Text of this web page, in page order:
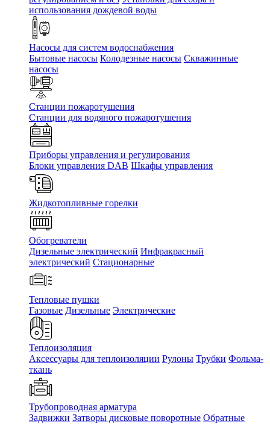
использования дождевой воды
Насосы для систем водоснабжения
Бытовые насосы Колодезные насосы Скважинные
насосы
Станции пожаротушения
Станции для водяного пожаротушения
Приборы управления и регулирования
Блоки управления DAB Шкафы управления
Жидкотопливные горелки
Обогреватели
Дизельные электрический Инфракрасный
электрический Стационарные
Тепловые пушки
Газовые Дизельные Электрические
Теплоизоляция
Аксессуары для теплоизоляции Рулоны Трубки Фольма-
ткань
Трубопроводная арматура
Задвижки Затворы дисковые поворотные Обратные